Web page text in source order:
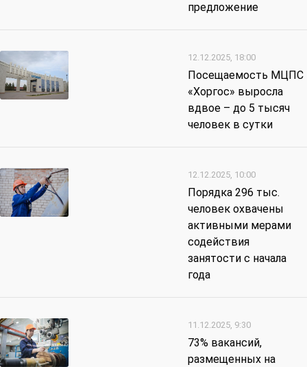
предложение
12.12.2025, 18:00
Посещаемость МЦПС
«Хоргос» выросла
вдвое – до 5 тысяч
человек в сутки
12.12.2025, 10:00
Порядка 296 тыс.
человек охвачены
активными мерами
содействия
занятости с начала
года
11.12.2025, 9:30
73% вакансий,
размещенных на